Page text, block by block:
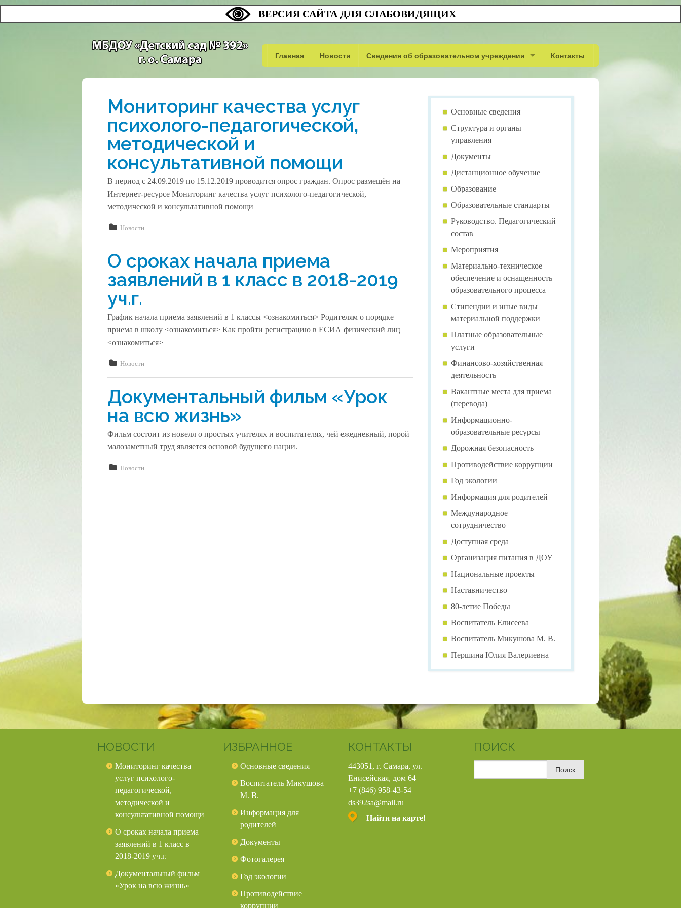
ВЕРСИЯ САЙТА ДЛЯ СЛАБОВИДЯЩИХ
Главная Новости Сведения об образовательном учреждении
Основные сведения
Структура и органы управления
Образовательные стандарты
Руководство. Педагогический состав
Стипендии и иные виды материальной поддержки
Финансово-хозяйственная деятельность
Вакантные места для приема (перевода)
Международное сотрудничество
Организация питания в ДОУ
Национальные проекты
Контакты
Мониторинг качества услуг
психолого-педагогической,
методической и
консультативной помощи
В период с 24.09.2019 по 15.12.2019 проводится опрос граждан. Опрос размещён на
Интернет-ресурсе Мониторинг качества услуг психолого-педагогической,
методической и консультативной помощи
Новости
О сроках начала приема
заявлений в 1 класс в 2018-2019
уч.г.
График начала приема заявлений в 1 классы <ознакомиться> Родителям о порядке
приема в школу <ознакомиться> Как пройти регистрацию в ЕСИА физический лиц
<ознакомиться>
Новости
Документальный фильм «Урок
на всю жизнь»
Фильм состоит из новелл о простых учителях и воспитателях, чей ежедневный, порой
малозаметный труд является основой будущего нации.
Новости
Основные сведения
Структура и органы
управления
Документы
Дистанционное обучение
Образование
Образовательные стандарты
Руководство. Педагогический
состав
Мероприятия
Материально-техническое
обеспечение и оснащенность
образовательного процесса
Стипендии и иные виды
материальной поддержки
Платные образовательные
услуги
Финансово-хозяйственная
деятельность
Вакантные места для приема
(перевода)
Информационно-
образовательные ресурсы
Дорожная безопасность
Противодействие коррупции
Год экологии
Информация для родителей
Международное
сотрудничество
Доступная среда
Организация питания в ДОУ
Национальные проекты
Наставничество
80-летие Победы
Воспитатель Елисеева
Воспитатель Микушова М. В.
Першина Юлия Валериевна
НОВОСТИ
Мониторинг качества
услуг психолого-
педагогической,
методической и
консультативной помощи
О сроках начала приема
заявлений в 1 класс в
2018-2019 уч.г.
Документальный фильм
«Урок на всю жизнь»
ИЗБРАННОЕ
Основные сведения
Воспитатель Микушова
М. В.
Информация для
родителей
Документы
Фотогалерея
Год экологии
Противодействие
коррупции
КОНТАКТЫ
443051, г. Самара, ул.
Енисейская, дом 64
+7 (846) 958-43-54
ds392sa@mail.ru
Найти на карте!
ПОИСК